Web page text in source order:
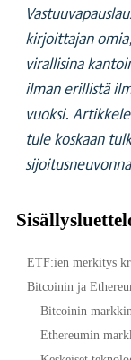
kirjoittajan
virallisina
ilman erillistä
vuoksi.
tule koskaan
ETF:ien merkitys
Bitcoinin ja
Bitcoinin
Ethereumin